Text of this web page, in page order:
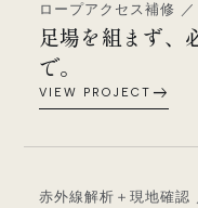
ロープアクセス補修
足場を組まず、
で。
VIEW PROJECT east
赤外線解析＋現地確認